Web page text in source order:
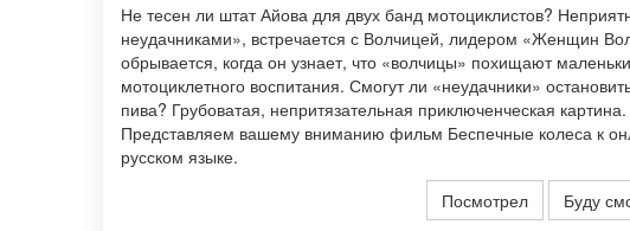
Не тесен ли штат Айова для двух банд мотоциклистов?
неудачниками», встречается с Волчицей, лидером «Женщин
обрывается, когда он узнает, что «волчицы» похищают
мотоциклетного воспитания. Смогут ли «неудачники»
пива? Грубоватая, непритязательная приключенческая картина.
Представляем вашему вниманию фильм Беспечные колеса к
русском языке.
Посмотрел
Буду